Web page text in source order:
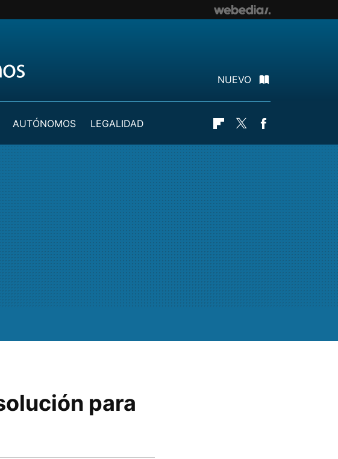
NUEVO
AUTÓNOMOS
LEGALIDAD
Flipboard
Twitter
para